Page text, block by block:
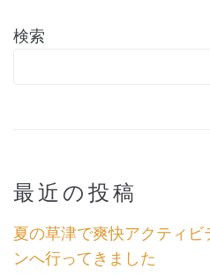
検索
最近の投稿
夏の草津で爽快アクティ
ンへ行ってきました